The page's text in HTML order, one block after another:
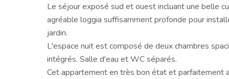
Le séjour exposé sud et ouest incluant une belle
agréable loggia suffisamment profonde pour
jardin.
L'espace nuit est composé de deux chambres
intégrés. Salle d'eau et WC séparés.
Cet appartement en très bon état et parfaitement